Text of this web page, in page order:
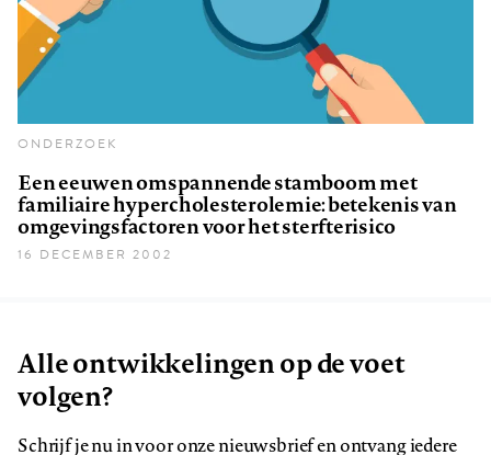
ONDERZOEK
Een eeuwen omspannende stamboom met
familiaire hypercholesterolemie: betekenis van
omgevingsfactoren voor het sterfterisico
16 DECEMBER 2002
Alle ontwikkelingen op de voet
volgen?
Schrijf je nu in voor onze nieuwsbrief en ontvang iedere